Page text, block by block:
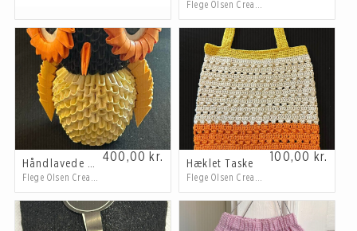
Håndlavede Ugler
400,00 kr.
Hæklet Taske
100,00 kr.